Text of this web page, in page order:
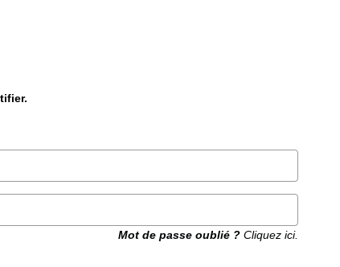
Mot de passe oublié ?Cliquez ici.